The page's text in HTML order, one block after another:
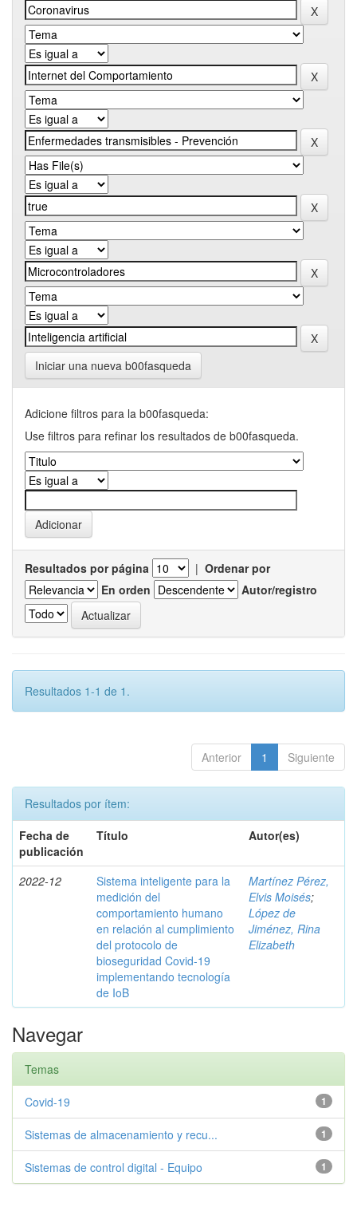
Iniciar una nueva b00fasqueda
Adicione filtros para la b00fasqueda:
Use filtros para refinar los resultados de b00fasqueda.
Resultados por página | Ordenar por
En orden
Autor/registro
Resultados 1-1 de 1.
Anterior 1 Siguiente
Resultados por ítem:
Fecha de
publicación
Título Autor(es)
2022-12
Sistema inteligente para la
medición del
comportamiento humano
en relación al cumplimiento
del protocolo de
bioseguridad Covid-19
implementando tecnología
de IoB
Martínez Pérez,
Elvis Moisés;
López de
Jiménez, Rina
Elizabeth
Navegar
Temas
1
Covid-19
1
Sistemas de almacenamiento y recu...
1
Sistemas de control digital - Equipo